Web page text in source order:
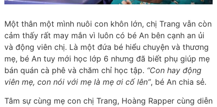
Một thân một mình nuôi con khôn lớn, chị Trang vẫn còn
cảm thấy rất may mắn vì luôn có bé An bên cạnh an ủi
và động viên chị. Là một đứa bé hiểu chuyện và thương
mẹ, bé An tuy mới học lớp 6 nhưng đã biết phụ giúp mẹ
bán quán cà phê và chăm chỉ học tập. “Con hay động
viên mẹ, con nói với mẹ là mẹ ơi cố lên”, bé An chia sẻ.
Tâm sự cùng mẹ con chị Trang, Hoàng Rapper cùng diễn